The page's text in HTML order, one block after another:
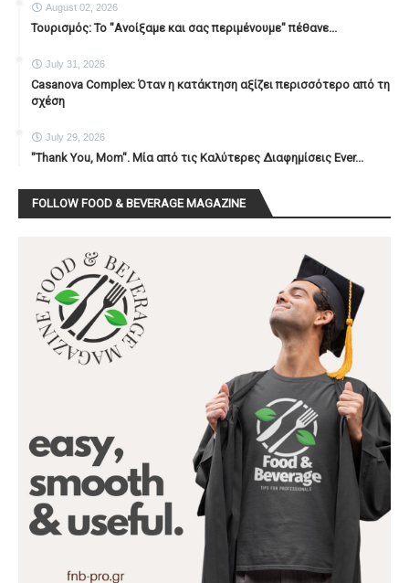
August 02, 2026
Τουρισμός: Το "Ανοίξαμε και σας περιμένουμε" πέθανε...
July 31, 2026
Casanova Complex: Όταν η κατάκτηση αξίζει περισσότερο από τη
σχέση
July 29, 2026
"Thank You, Mοm". Μία από τις Καλύτερες Διαφημίσεις Ever...
FOLLOW FOOD & BEVERAGE MAGAZINE